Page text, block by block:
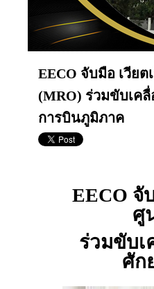
EECO จับมือ เวีย
(MRO) ร่วมขับเค
การบินภูมิภาค
EECO จั
ศู
ร่วมขับเ
ศัก